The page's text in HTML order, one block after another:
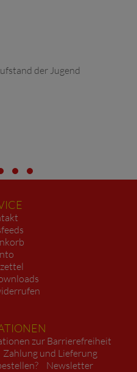
zur Barrierefreiheit
Zahlung und Lieferung
Newsletter